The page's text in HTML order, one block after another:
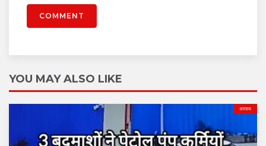
COMMENT
YOU MAY ALSO LIKE
अपराध